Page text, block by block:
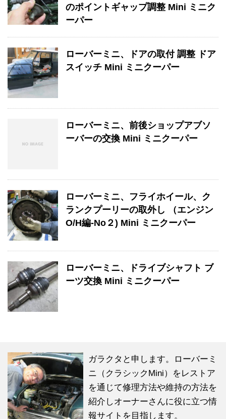
のポイントギャップ調整 Mini ミニク
ーパー
ローバーミニ、ドアの取付 調整 ドア
スイッチ Mini ミニクーパー
ローバーミニ、前後ショップアブソ
ーバーの交換 Mini ミニクーパー
ローバーミニ、フライホイール、ク
ランクプーリーの取外し （エンジン
O/H編-No２) Mini ミニクーパー
ローバーミニ、ドライブシャフト ブ
ーツ交換 Mini ミニクーパー
ガラクタと申します。ローバーミ
ニ（クラシックMini）をレストア
を通じて修理方法や維持の方法を
紹介しオーナーさんに役に立つ情
報サイトを目指します。